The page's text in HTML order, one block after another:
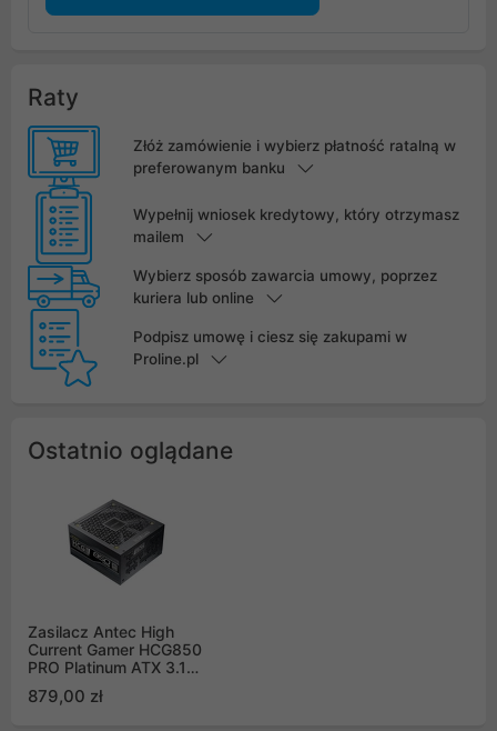
Raty
Złóż zamówienie i wybierz płatność ratalną w
preferowanym banku
Wypełnij wniosek kredytowy, który otrzymasz
mailem
Wybierz sposób zawarcia umowy, poprzez
kuriera lub online
Podpisz umowę i ciesz się zakupami w
Proline.pl
Ostatnio oglądane
Zasilacz Antec High
Current Gamer HCG850
PRO Platinum ATX 3.1
879,00 zł